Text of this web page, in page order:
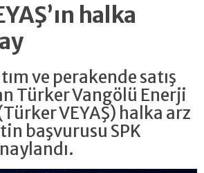
halka
ve perakende satış
Türker Vangölü Enerji
VEYAŞ) halka arz
başvurusu SPK